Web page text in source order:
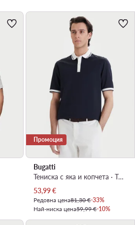
Промоция
Bugatti
Тениска с яка и копчета · Тъмносин
Актуална цена
53,99€
Редовна цена81,30 €-33%
Най-ниска цена59,99 €-10%